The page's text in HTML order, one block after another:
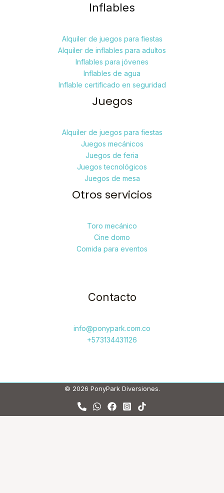
Inflables
Alquiler de juegos para fiestas
Alquiler de inflables para adultos
Inflables para jóvenes
Inflables de agua
Inflable certificado en seguridad
Juegos
Alquiler de juegos para fiestas
Juegos mecánicos
Juegos de feria
Juegos tecnológicos
Juegos de mesa
Otros servicios
Toro mecánico
Cine domo
Comida para eventos
Contacto
info@ponypark.com.co
+573134431126
© 2026 PonyPark Diversiones.